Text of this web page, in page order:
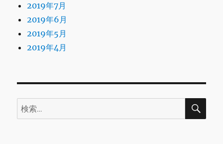
2019年7月
2019年6月
2019年5月
2019年4月
検
索:
検